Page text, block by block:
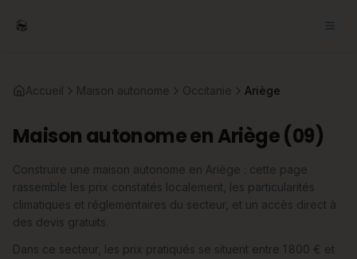
Accueil Maison autonome Occitanie Ariège
Maison autonome en Ariège (09)
Construire une maison autonome en Ariège : cette page
rassemble les prix constatés localement, les particularités
climatiques et réglementaires du secteur, et un accès direct à
des devis gratuits.
Dans ce secteur, les prix pratiqués se situent entre 1 800 € et